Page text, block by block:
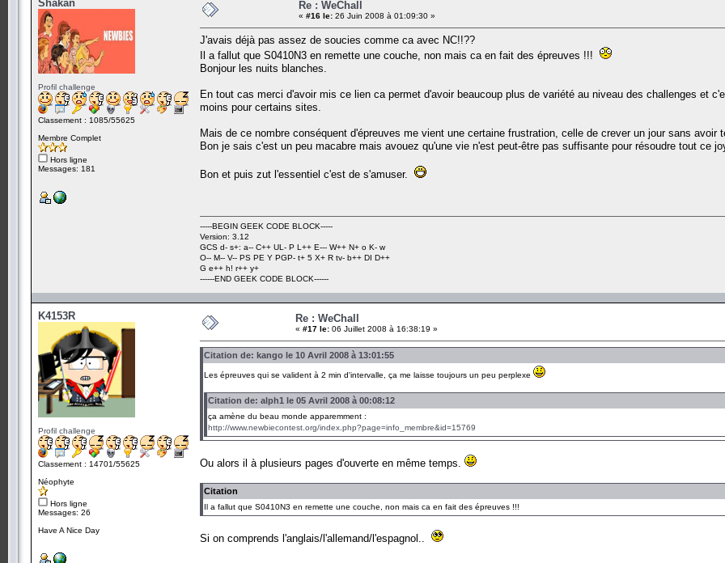
Shakan
Profil challenge
Classement : 1085/55625
Membre Complet
Hors ligne
Messages: 181
Re : WeChall
« #16 le: 26 Juin 2008 à 01:09:30 »
J'avais déjà pas assez de soucies comme ca avec NC!!??
Il a fallut que S0410N3 en remette une couche, non mais ca en fait des épreuves !!!
Bonjour les nuits blanches.
En tout cas merci d'avoir mis ce lien ca permet d'avoir beaucoup plus de variété au niveau des challenges et
moins pour certains sites.
Mais de ce nombre conséquent d'épreuves me vient une certaine frustration, celle de crever un jour sans avoir
Bon je sais c'est un peu macabre mais avouez qu'une vie n'est peut-être pas suffisante pour résoudre tout ce
Bon et puis zut l'essentiel c'est de s'amuser.
-----BEGIN GEEK CODE BLOCK-----
Version: 3.12
GCS d- s+: a-- C++ UL- P L++ E--- W++ N+ o K- w
O-- M-- V-- PS PE Y PGP- t+ 5 X+ R tv- b++ DI D++
G e++ h! r++ y+
------END GEEK CODE BLOCK------
K4153R
Profil challenge
Classement : 14701/55625
Néophyte
Hors ligne
Messages: 26
Have A Nice Day
Re : WeChall
« #17 le: 06 Juillet 2008 à 16:38:19 »
Citation de: kango le 10 Avril 2008 à 13:01:55
Les épreuves qui se valident à 2 min d'intervalle, ça me laisse toujours un peu perplexe
Citation de: alph1 le 05 Avril 2008 à 00:08:12
ça amène du beau monde apparemment :
http://www.newbiecontest.org/index.php?page=info_membre&id=15769
Ou alors il à plusieurs pages d'ouverte en même temps.
Citation
Il a fallut que S0410N3 en remette une couche, non mais ca en fait des épreuves !!!
Si on comprends l'anglais/l'allemand/l'espagnol..